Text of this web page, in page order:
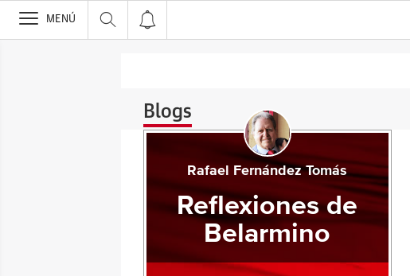
>
MENÚ
Blogs
Rafael Fernández Tomás
Reflexiones de
Belarmino